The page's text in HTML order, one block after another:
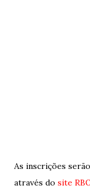
As inscrições
através do site